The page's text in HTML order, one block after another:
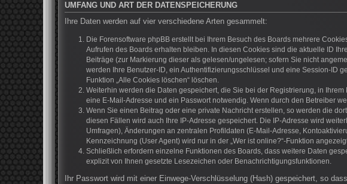
UMFANG UND ART DER DATENSPEICHERUNG
Ihre Daten werden auf vier verschiedene Arten gesammelt:
Die Forensoftware phpBB erstellt bei Ihrem Besuch des Boards mehrere
Aufrufen des Boards erhalten bleiben. In diesen Cookies sind die aktuelle ID
Beiträge (zur Markierung dieser als gelesen/ungelesen; sofern Sie nicht
werden Ihre Benutzer-ID, ein Authentifizierungsschlüssel und eine Session-ID
Funktion „Alle Cookies löschen“ löschen.
Weiterhin werden die Daten gespeichert, die Sie bei der Registrierung, in
eine E-Mail-Adresse und ein Passwort notwendig. Wenn durch den Betreiber
Wenn Sie einen Beitrag oder eine private Nachricht erstellen, so werden die
diesen Fällen wird auch Ihre IP-Adresse gespeichert. Die IP-Adresse wird
Umfragen), Änderungen an zentralen Profildaten (E-Mail-Adresse,
Kennzeichnung (User Agent) wird nur in der „Wer ist online?“-Funktion
Schließlich erfordern einzelne Funktionen des Boards, dass weitere Daten
explizit von Ihnen gesetzte Lesezeichen oder Benachrichtigungsfunktionen.
Ihr Passwort wird mit einer Einwege-Verschlüsselung (Hash) gespeichert, so